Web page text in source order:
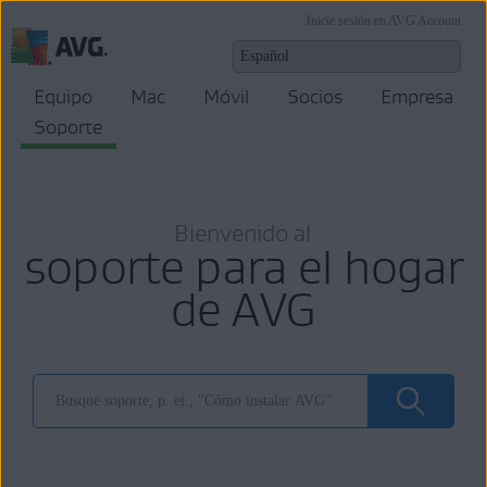
Inicie sesión en AVG Account
Equipo Mac Móvil Socios
Empresa
Soporte
Bienvenido al
soporte para el hogar
de AVG